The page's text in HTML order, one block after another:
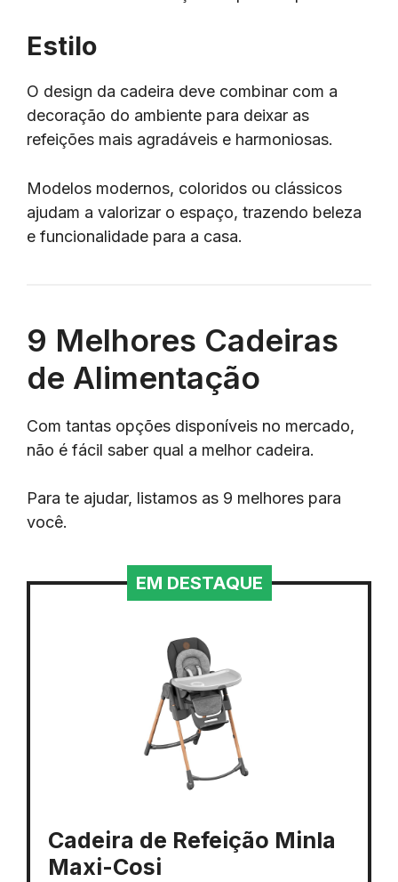
Estilo
O design da cadeira deve combinar com a
decoração do ambiente para deixar as
refeições mais agradáveis e harmoniosas.
Modelos modernos, coloridos ou clássicos
ajudam a valorizar o espaço, trazendo beleza
e funcionalidade para a casa.
9 Melhores Cadeiras
de Alimentação
Com tantas opções disponíveis no mercado,
não é fácil saber qual a melhor cadeira.
Para te ajudar, listamos as 9 melhores para
você.
EM DESTAQUE
Cadeira de Refeição Minla
Maxi-Cosi